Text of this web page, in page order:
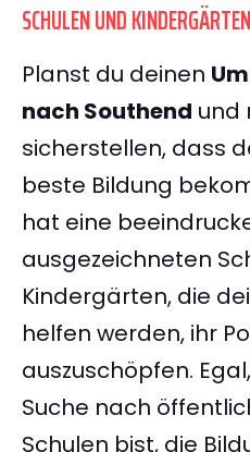
SCHULEN UND
Planst du deinen
nach Southend und
sicherstellen, dass
beste Bildung
hat eine
ausgezeichneten
Kindergärten, die
helfen werden, ihr
auszuschöpfen.
Suche nach
Schulen bist, die